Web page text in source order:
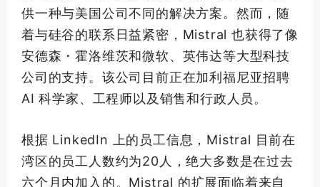
供一种与美国公司不同的解决方案。然而，随
着与硅谷的联系日益紧密，Mistral 也获得了像
安德森・霍洛维茨和微软、英伟达等大型科技
公司的支持。该公司目前正在加利福尼亚招聘
AI 科学家、工程师以及销售和行政人员。
根据 LinkedIn 上的员工信息，Mistral 目前在
湾区的员工人数约为20人，绝大多数是在过去
六个月内加入的。Mistral 的扩展面临着来自